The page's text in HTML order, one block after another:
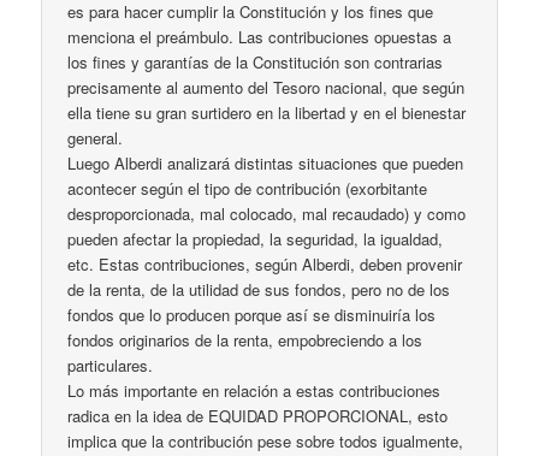
es para hacer cumplir la Constitución y los fines que
menciona el preámbulo. Las contribuciones opuestas a
los fines y garantías de la Constitución son contrarias
precisamente al aumento del Tesoro nacional, que según
ella tiene su gran surtidero en la libertad y en el bienestar
general.
Luego Alberdi analizará distintas situaciones que pueden
acontecer según el tipo de contribución (exorbitante
desproporcionada, mal colocado, mal recaudado) y como
pueden afectar la propiedad, la seguridad, la igualdad,
etc. Estas contribuciones, según Alberdi, deben provenir
de la renta, de la utilidad de sus fondos, pero no de los
fondos que lo producen porque así se disminuiría los
fondos originarios de la renta, empobreciendo a los
particulares.
Lo más importante en relación a estas contribuciones
radica en la idea de EQUIDAD PROPORCIONAL, esto
implica que la contribución pese sobre todos igualmente,